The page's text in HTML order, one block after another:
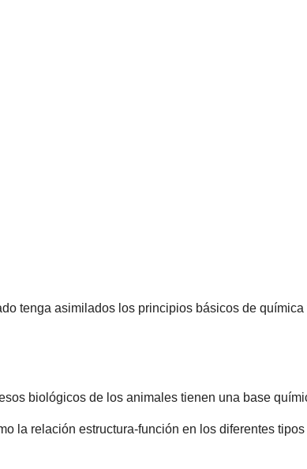
tenga asimilados los principios básicos de
biológicos de los animales tienen una base
la relación estructura-función en los diferentes